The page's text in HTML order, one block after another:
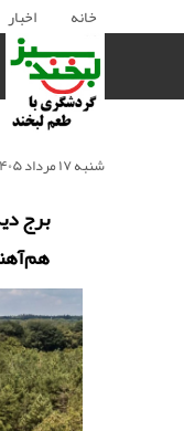
خانه اخبار
شنبه ۱۷ مرداد ۱۴۰۵ | ۲۰:۲۲:۴۵
برج